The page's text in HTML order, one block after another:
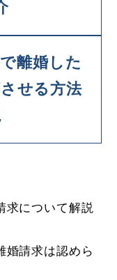
離婚した
せる方法
求について解説
婚請求は認めら